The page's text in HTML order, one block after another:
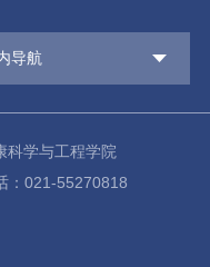
导航
科学与工程学院
：021-55270818